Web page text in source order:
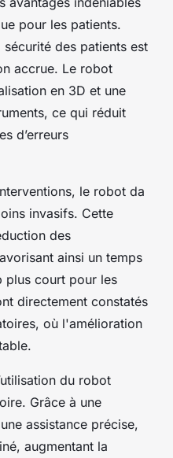
pour les patients.
des patients est
accrue. Le robot
en 3D et une
ce qui réduit
d’erreurs
le robot da
invasifs. Cette
des
ainsi un temps
plus court pour les
directement constatés
où l'amélioration
du robot
Grâce à une
assistance précise,
augmentant la